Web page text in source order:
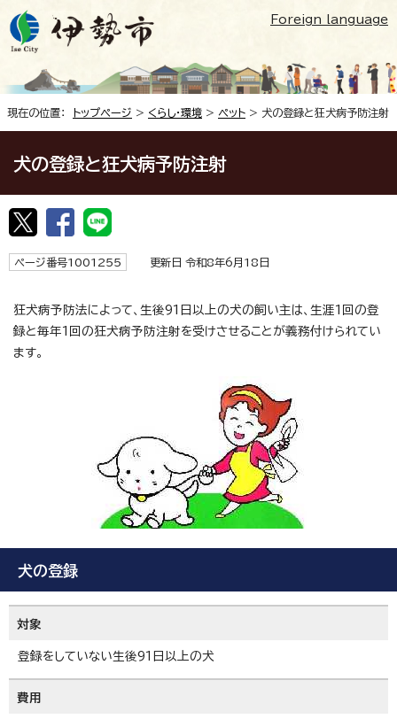
Foreign language
現在の位置： トップページ > くらし・環境 > ペット > 犬の登録と狂犬病予防注射
犬の登録と狂犬病予防注射
ページ番号1001255 更新日 令和8年6月18日
狂犬病予防法によって、生後91日以上の犬の飼い主は、生涯1回の登
録と毎年1回の狂犬病予防注射を受けさせることが義務付けられてい
ます。
犬の登録
対象
登録をしていない生後91日以上の犬
費用